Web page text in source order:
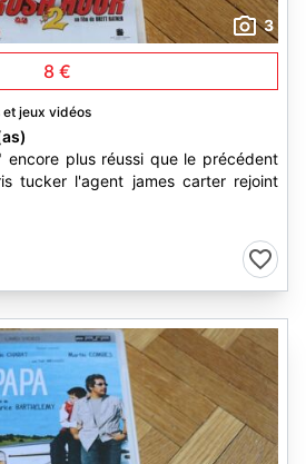
3
8 €
et jeux vidéos
encore plus réussi que le précédent
tucker l'agent james carter rejoint